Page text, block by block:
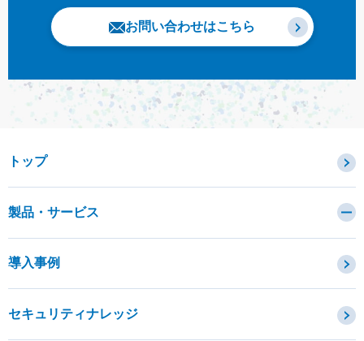
お問い合わせはこちら
トップ
製品・サービス
導入事例
セキュリティナレッジ